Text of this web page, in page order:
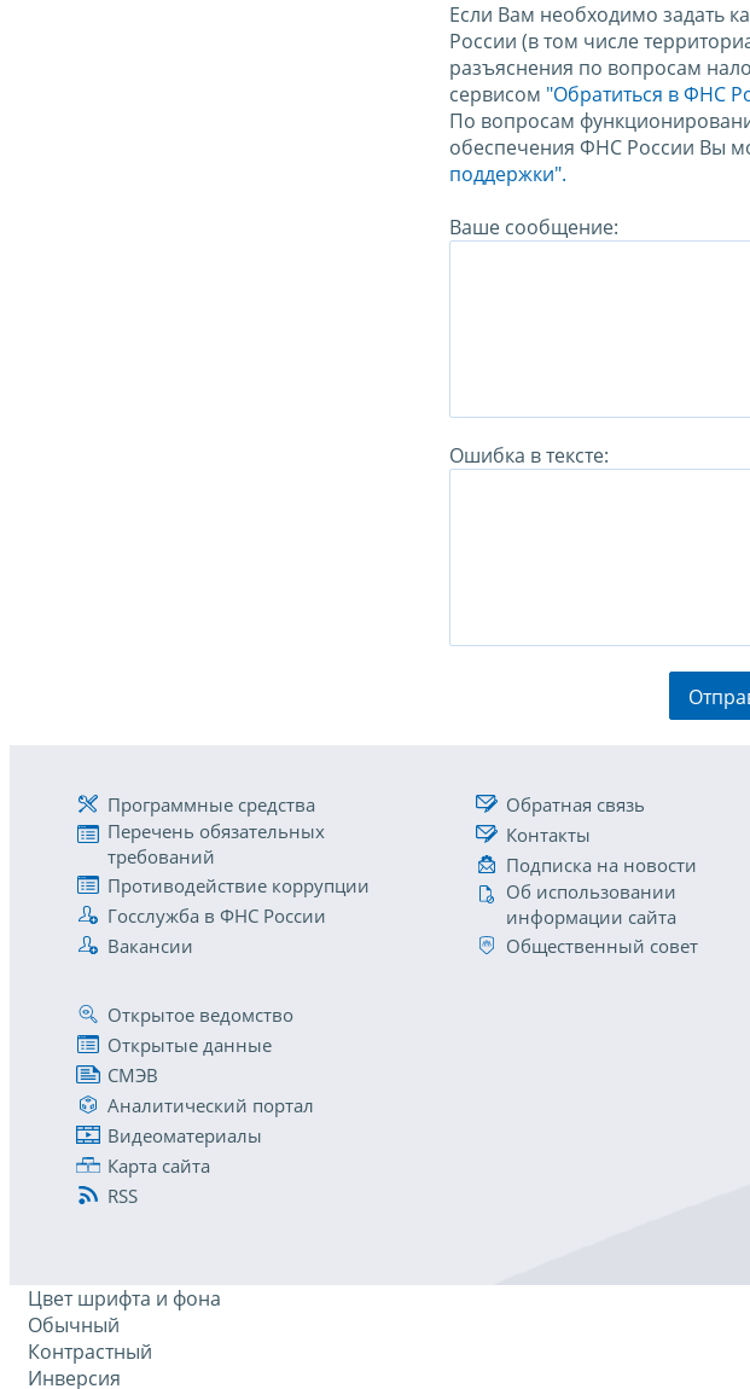
Если Вам необходимо задать
России (в том числе
разъяснения по вопросам
сервисом "Обратиться в ФНС
По вопросам
обеспечения ФНС России Вы
поддержки".
Ваше сообщение:
Ошибка в тексте:
Программные средства
Перечень обязательных
требований
Противодействие коррупции
Госслужба в ФНС России
Вакансии
Обратная связь
Контакты
Подписка на новости
Об использовании
информации сайта
Общественный совет
Открытое ведомство
Открытые данные
СМЭВ
Аналитический портал
Видеоматериалы
Карта сайта
RSS
Цвет шрифта и фона
Обычный
Контрастный
Инверсия